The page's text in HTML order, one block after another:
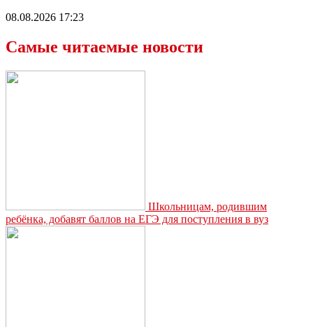
08.08.2026 17:23
Самые читаемые новости
Школьницам, родившим
ребёнка, добавят баллов на ЕГЭ для поступления в вуз